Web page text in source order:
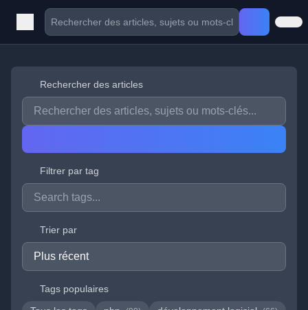
Rechercher des articles
Filtrer par tag
Trier par
Tags populaires